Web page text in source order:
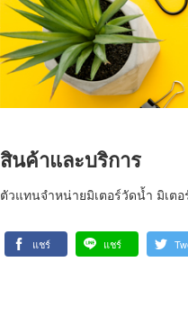
สินค้าและบริการ
ตัวแทนจำหน่ายมิเตอร์วัดน้ำ มิเต
แชร์ แชร์